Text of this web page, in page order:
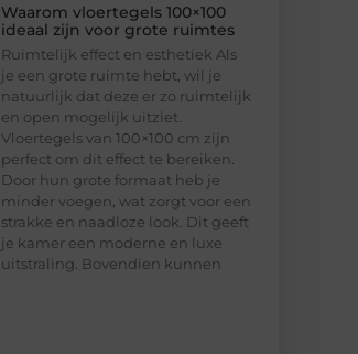
Waarom vloertegels 100×100
ideaal zijn voor grote ruimtes
Ruimtelijk effect en esthetiek Als
je een grote ruimte hebt, wil je
natuurlijk dat deze er zo ruimtelijk
en open mogelijk uitziet.
Vloertegels van 100×100 cm zijn
perfect om dit effect te bereiken.
Door hun grote formaat heb je
minder voegen, wat zorgt voor een
strakke en naadloze look. Dit geeft
je kamer een moderne en luxe
uitstraling. Bovendien kunnen